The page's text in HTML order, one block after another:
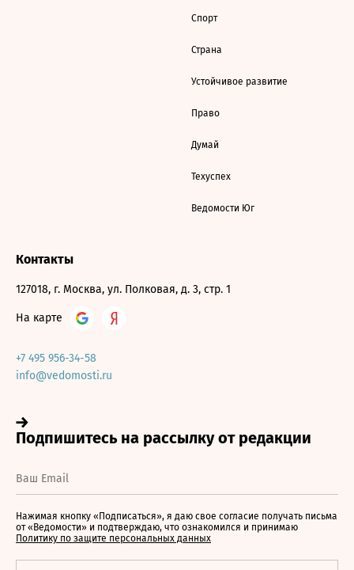
Спорт
Страна
Устойчивое развитие
Право
Думай
Техуспех
Ведомости Юг
Контакты
127018, г. Москва, ул. Полковая, д. 3, стр. 1
На карте
+7 495 956-34-58
info@vedomosti.ru
Нажимая кнопку «Подписаться», я даю свое согласие получать письма
от «Ведомости» и подтверждаю, что ознакомился и принимаю
Политику по защите персональных данных